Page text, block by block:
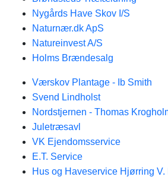
Nygårds Have Skov I/S
Naturnær.dk ApS
Natureinvest A/S
Holms Brændesalg
Værskov Plantage - Ib Smith
Svend Lindholst
Nordstjernen - Thomas
Juletræsavl
VK Ejendomsservice
E.T. Service
Hus og Haveservice Hjørring